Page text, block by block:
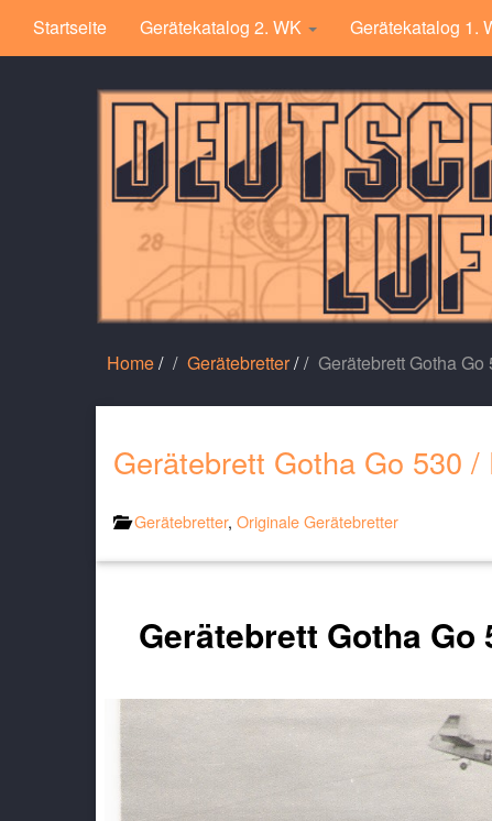
Startseite Gerätekatalog 2. WK Gerätekatalog 1.
Home/ Gerätebretter/ Gerätebrett Gotha Go
Gerätebrett Gotha Go 530 /
Gerätebretter, Originale Gerätebretter
Gerätebrett Gotha Go